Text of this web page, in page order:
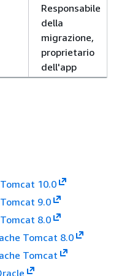
Responsabile
della
migrazione,
proprietario
dell'app
10.0
9.0
8.0
Tomcat 8.0
Tomcat